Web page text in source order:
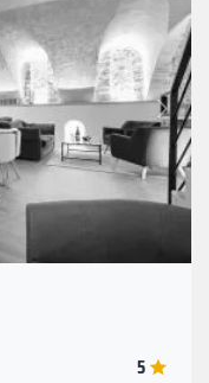
Suivant
5